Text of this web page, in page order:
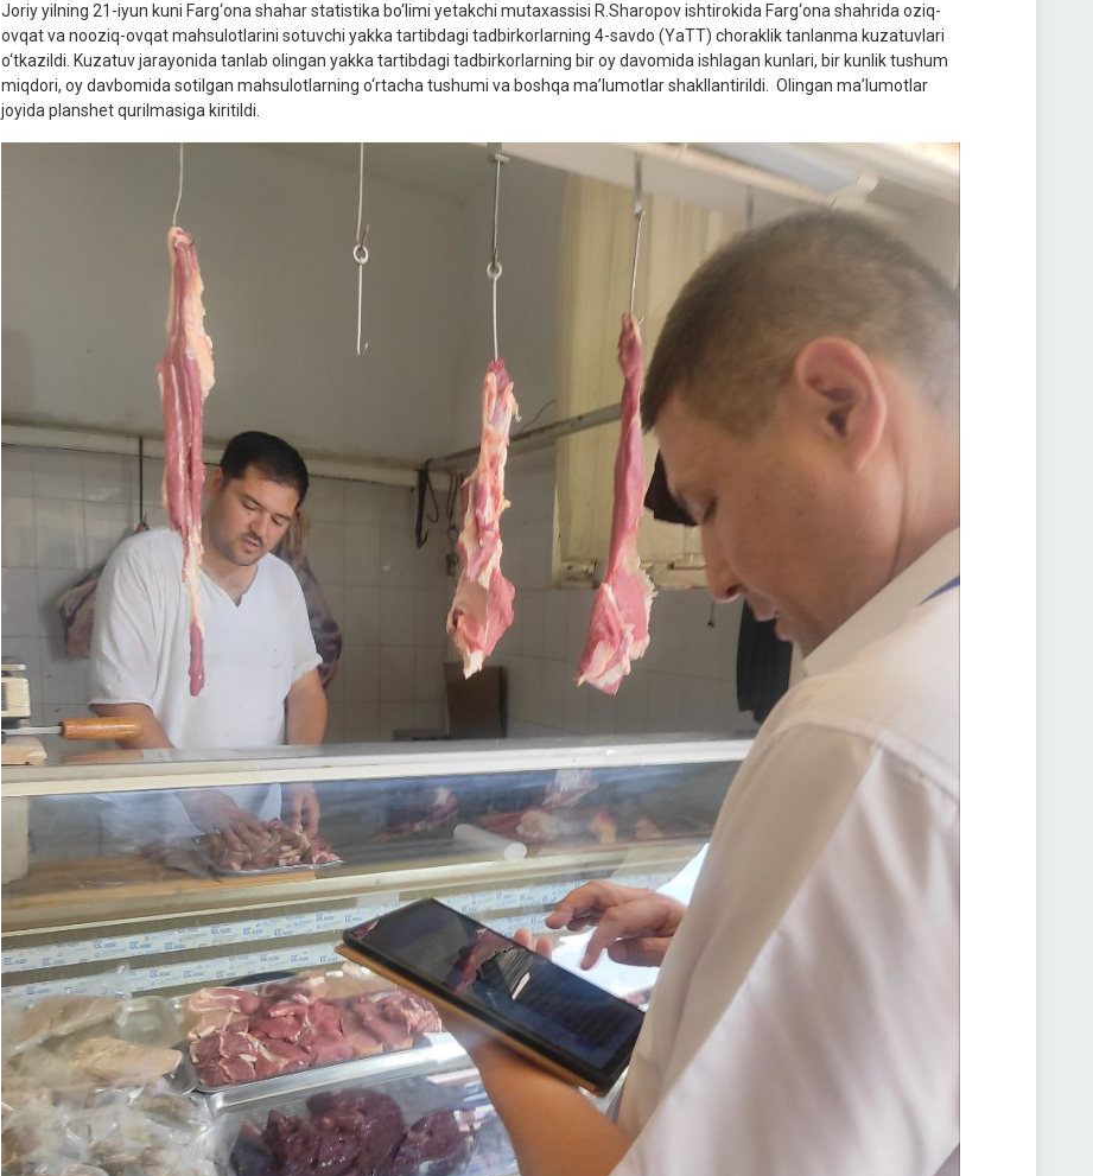
Joriy yilning 21-iyun kuni Farg‘ona shahar statistika bo‘limi yetakchi mutaxassisi R.Sharopov ishtirokida Farg‘ona shahrida oziq-
ovqat va nooziq-ovqat mahsulotlarini sotuvchi yakka tartibdagi tadbirkorlarning 4-savdo (YaTT) choraklik tanlanma kuzatuvlari
o‘tkazildi. Kuzatuv jarayonida tanlab olingan yakka tartibdagi tadbirkorlarning bir oy davomida ishlagan kunlari, bir kunlik tushum
miqdori, oy davbomida sotilgan mahsulotlarning o‘rtacha tushumi va boshqa ma’lumotlar shakllantirildi. Olingan ma’lumotlar
joyida planshet qurilmasiga kiritildi.